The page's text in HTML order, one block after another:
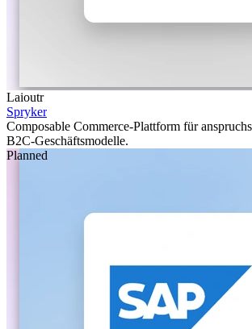
Laioutr
Spryker
Composable Commerce-Plattform für
B2C-Geschäftsmodelle.
Planned